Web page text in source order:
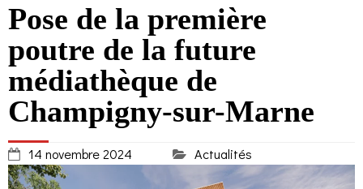
a
c
b
o
I
n
t
a
actualités
agence
projets
médias
Pose de la première
poutre de la future
médiathèque de
Champigny-sur-Marne
14 novembre 2024 Actualités